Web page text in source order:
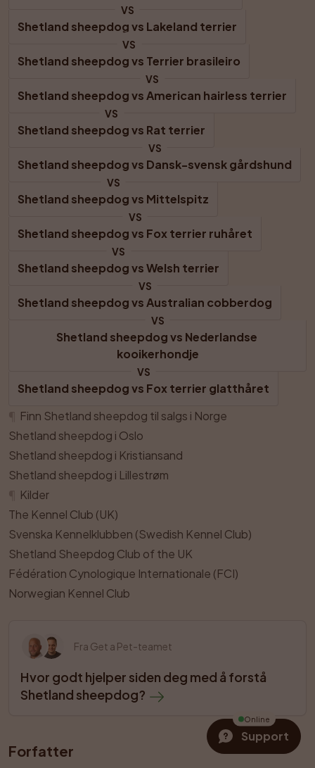
VS
Shetland sheepdog vs Lakeland terrier
VS
Shetland sheepdog vs Terrier brasileiro
VS
Shetland sheepdog vs American hairless terrier
VS
Shetland sheepdog vs Rat terrier
VS
Shetland sheepdog vs Dansk-svensk gårdshund
VS
Shetland sheepdog vs Mittelspitz
VS
Shetland sheepdog vs Fox terrier ruhåret
VS
Shetland sheepdog vs Welsh terrier
VS
Shetland sheepdog vs Australian cobberdog
VS
Shetland sheepdog vs Nederlandse
kooikerhondje
VS
Shetland sheepdog vs Fox terrier glatthåret
Finn Shetland sheepdog til salgs i Norge
Shetland sheepdog i Oslo
Shetland sheepdog i Kristiansand
Shetland sheepdog i Lillestrøm
Kilder
The Kennel Club (UK)
Svenska Kennelklubben (Swedish Kennel Club)
Shetland Sheepdog Club of the UK
Fédération Cynologique Internationale (FCI)
Norwegian Kennel Club
Fra Get a Pet-teamet
Hvor godt hjelper siden deg med å forstå
Shetland sheepdog?
Forfatter
Online
Support